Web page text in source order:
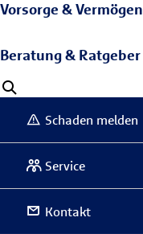
Vorsorge & Vermögen
Beratung & Ratgeber
Schaden melden
Service
Kontakt